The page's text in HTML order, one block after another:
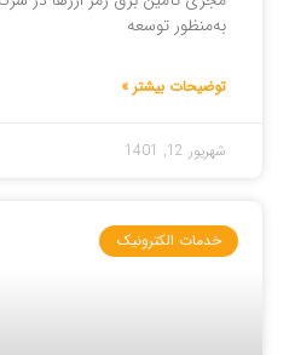
به‌منظور توسعه
توضیحات بیشتر »
شهریور 12, 1401
خدمات الکترونیک